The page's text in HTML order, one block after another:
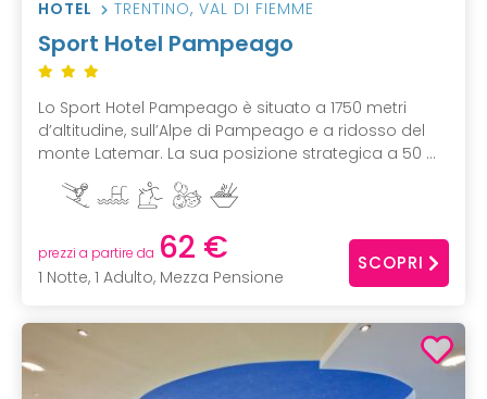
HOTEL TRENTINO, VAL DI FIEMME
Sport Hotel Pampeago
Lo Sport Hotel Pampeago è situato a 1750 metri
d’altitudine, sull’Alpe di Pampeago e a ridosso del
monte Latemar. La sua posizione strategica a 50 ...
prezzi a partire da 62 €
1 Notte, 1 Adulto, Mezza Pensione
SCOPRI